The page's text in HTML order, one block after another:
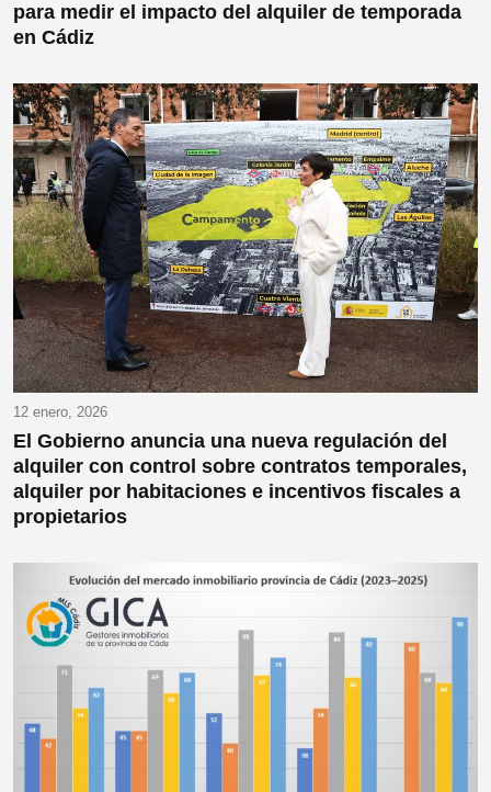
para medir el impacto del alquiler de temporada
en Cádiz
12 enero, 2026
El Gobierno anuncia una nueva regulación del
alquiler con control sobre contratos temporales,
alquiler por habitaciones e incentivos fiscales a
propietarios